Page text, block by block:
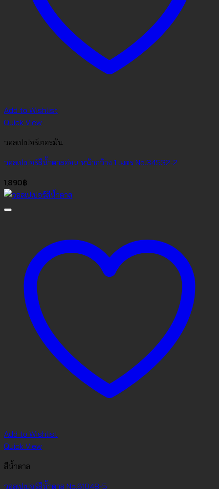
Add to Wishlist
Quick View
วอลเปเปอร์เยอรมัน
วอลเปเปอร์สีน้ำตาลอ่อน หน้ากว้าง 1 เมตร No.34532-2
1,890฿
Add to Wishlist
Quick View
สีน้ำตาล
วอลเปเปอร์สีน้ำตาล No.61048-5